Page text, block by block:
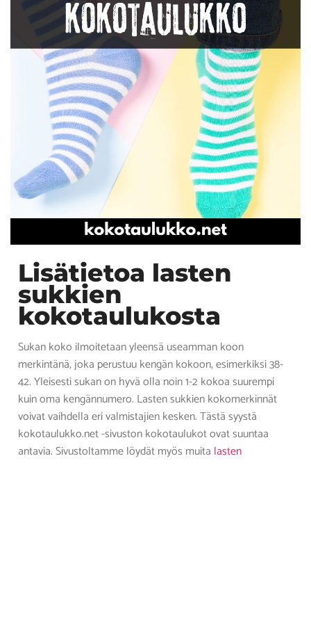
Lisätietoa lasten
sukkien
kokotaulukosta
Sukan koko ilmoitetaan yleensä useamman koon
merkintänä, joka perustuu kengän kokoon, esimerkiksi 38-
42. Yleisesti sukan on hyvä olla noin 1-2 kokoa suurempi
kuin oma kengännumero. Lasten sukkien kokomerkinnät
voivat vaihdella eri valmistajien kesken. Tästä syystä
kokotaulukko.net -sivuston kokotaulukot ovat suuntaa
antavia. Sivustoltamme löydät myös muita lasten